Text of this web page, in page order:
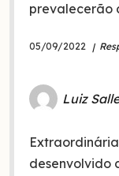
prevalecerão
05/09/2022
Luiz
desenvolvido